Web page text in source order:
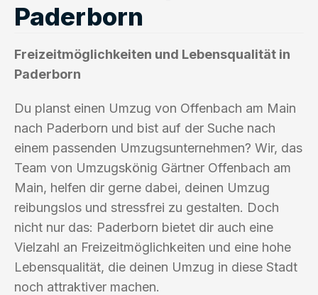
Paderborn
Freizeitmöglichkeiten und Lebensqualität in
Paderborn
Du planst einen Umzug von Offenbach am Main
nach Paderborn und bist auf der Suche nach
einem passenden Umzugsunternehmen? Wir, das
Team von Umzugskönig Gärtner Offenbach am
Main, helfen dir gerne dabei, deinen Umzug
reibungslos und stressfrei zu gestalten. Doch
nicht nur das: Paderborn bietet dir auch eine
Vielzahl an Freizeitmöglichkeiten und eine hohe
Lebensqualität, die deinen Umzug in diese Stadt
noch attraktiver machen.